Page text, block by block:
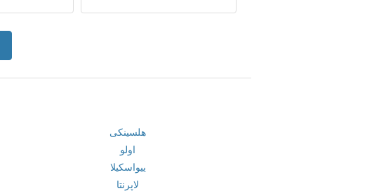
هلسینکی
اولو
ییواسکیلا
لاپرنتا